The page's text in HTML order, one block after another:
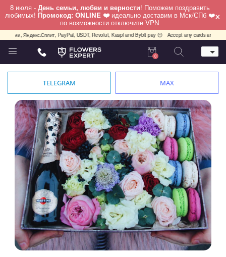
8 июля - День семьи, любви и верности! Поможем поздравить
любимых! Промокод: ONLINE ❤️ идеально доставим в Мск/СПб ❤️
по возможности отключите VPN ×
Яндекс.Сплит, PayPal, USDT, Revolut, Kaspi and Bybit pay 😊 Accept any cards any
Телефон
+7 (812) 425 36 05
+7 (911) 928-84-77
Санкт-Петербург,
Лизы Чайкиной 25
работаем круглосуточно
0
TELEGRAM MAX